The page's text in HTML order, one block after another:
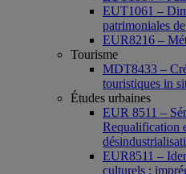
EUT1061 –
patrimoniales
EUR8216 –
Tourisme
MDT8433 –
touristiques in
Études urbaines
EUR 8511 –
Requalification
EUR8511 –
culturels :